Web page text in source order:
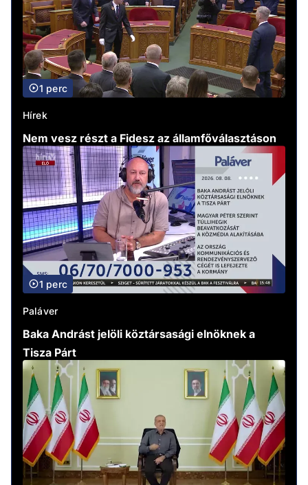
1 perc
Hírek
Nem vesz részt a Fidesz az államfőválasztáson
1 perc
Paláver
Baka Andrást jelöli köztársasági elnöknek a
Tisza Párt